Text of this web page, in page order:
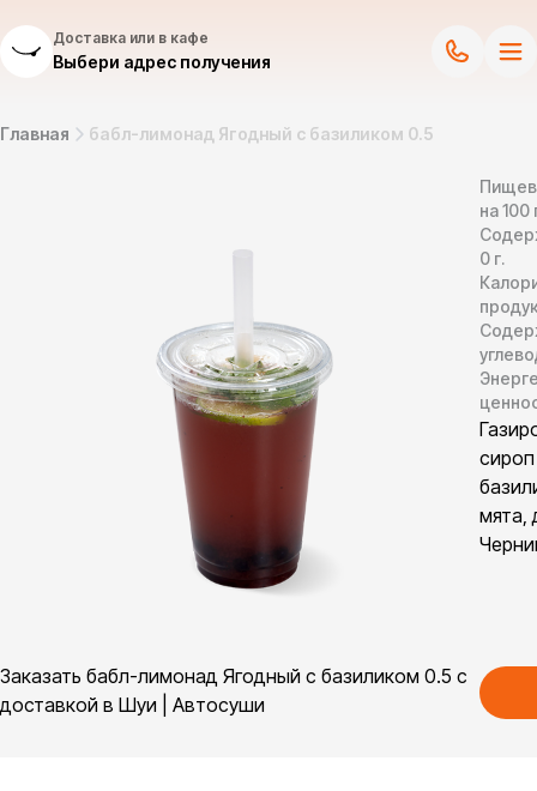
Доставка или в кафе
Выбери адрес получения
Главная бабл-лимонад Ягодный с базиликом 0.5
Заказать бабл-лимонад Ягодный с базиликом 0.5 с
доставкой в Шуи | Автосуши
на 100
0 г.
мята,